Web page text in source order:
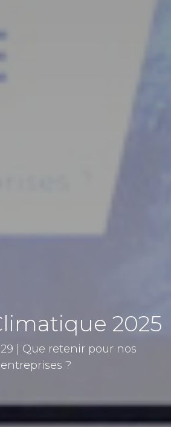
2025
| Que retenir pour nos
entreprises ?